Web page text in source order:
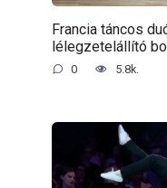
Francia táncos
lélegzetelállító
0 5.8k.